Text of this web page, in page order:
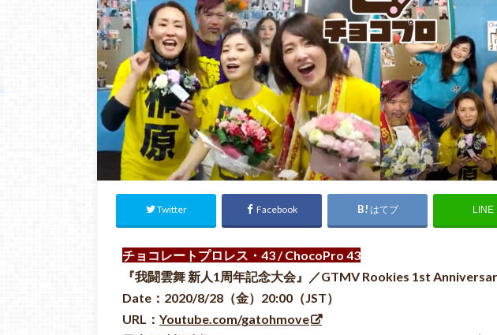
Twitter Facebook はてブ LINE
チョコレートプロレス・43 / ChocoPro 43
『我闘雲舞 新人1周年記念大会』／GTMV Rookies 1st
Date：2020/8/28（金）20:00（JST）
URL： Youtube.com/gatohmove